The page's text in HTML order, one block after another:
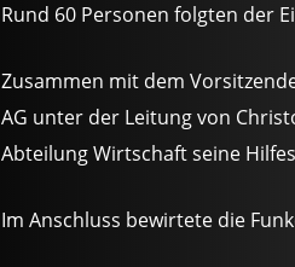
Rund 60 Personen folgten der
Zusammen mit dem
AG unter der Leitung von
Abteilung Wirtschaft seine
Im Anschluss bewirtete die